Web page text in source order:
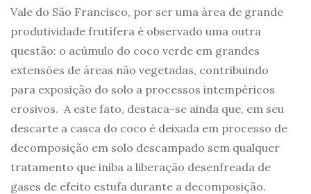
Vale do São Francisco, por ser uma área de grande
produtividade frutífera é observado uma outra
questão: o acúmulo do coco verde em grandes
extensões de áreas não vegetadas, contribuindo
para exposição do solo a processos intempéricos
erosivos. A este fato, destaca-se ainda que, em seu
descarte a casca do coco é deixada em processo de
decomposição em solo descampado sem qualquer
tratamento que iniba a liberação desenfreada de
gases de efeito estufa durante a decomposição.